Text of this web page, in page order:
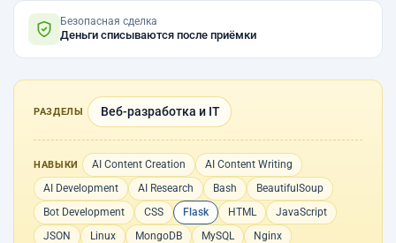
Безопасная сделка
Деньги списываются после приёмки
РАЗДЕЛЫ Веб-разработка и IT
НАВЫКИ AI Content Creation
AI Content Writing
AI Development
AI Research Bash
BeautifulSoup
Bot Development
CSS Flask HTML
JavaScript
JSON
Linux MongoDB MySQL
Nginx